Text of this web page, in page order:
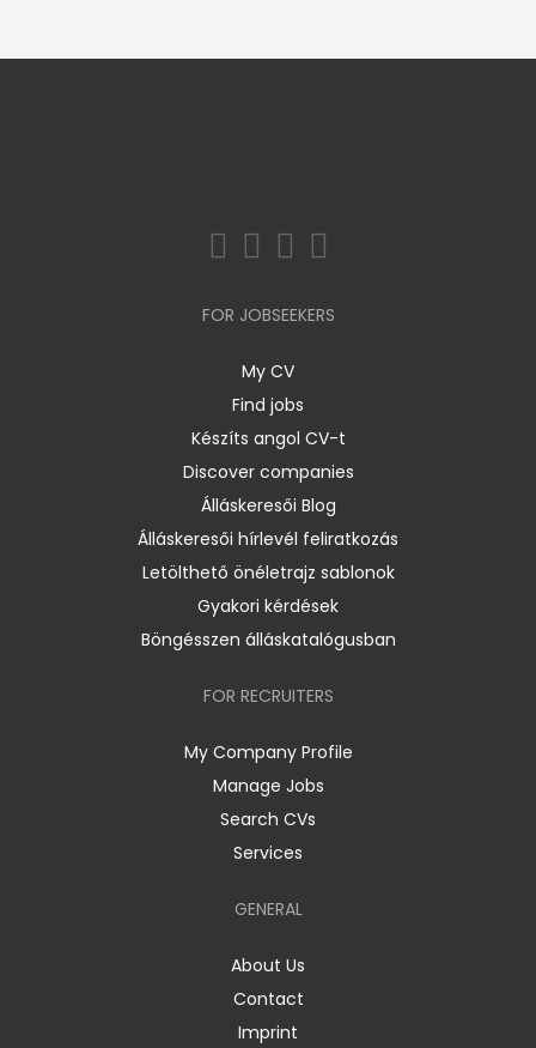
FOR JOBSEEKERS
My CV
Find jobs
Készíts angol CV-t
Discover companies
Álláskeresői Blog
Álláskeresői hírlevél feliratkozás
Letölthető önéletrajz sablonok
Gyakori kérdések
Böngésszen álláskatalógusban
FOR RECRUITERS
My Company Profile
Manage Jobs
Search CVs
Services
GENERAL
About Us
Contact
Imprint